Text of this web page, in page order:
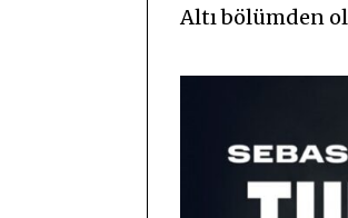
Altı bölümden